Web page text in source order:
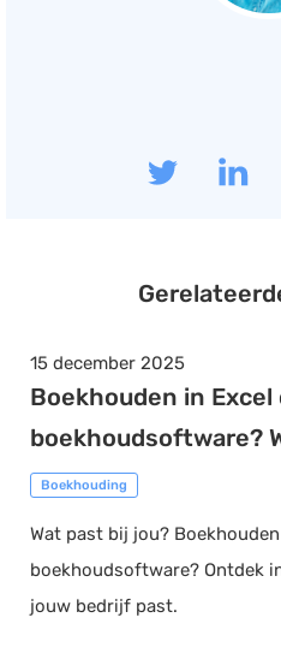
15 december 2025
Boekhouden in
boekhoudsoftware?
Boekhouding
Wat past bij jou?
boekhoudsoftware? Ontdek
jouw bedrijf past.